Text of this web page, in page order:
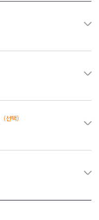
(선택)